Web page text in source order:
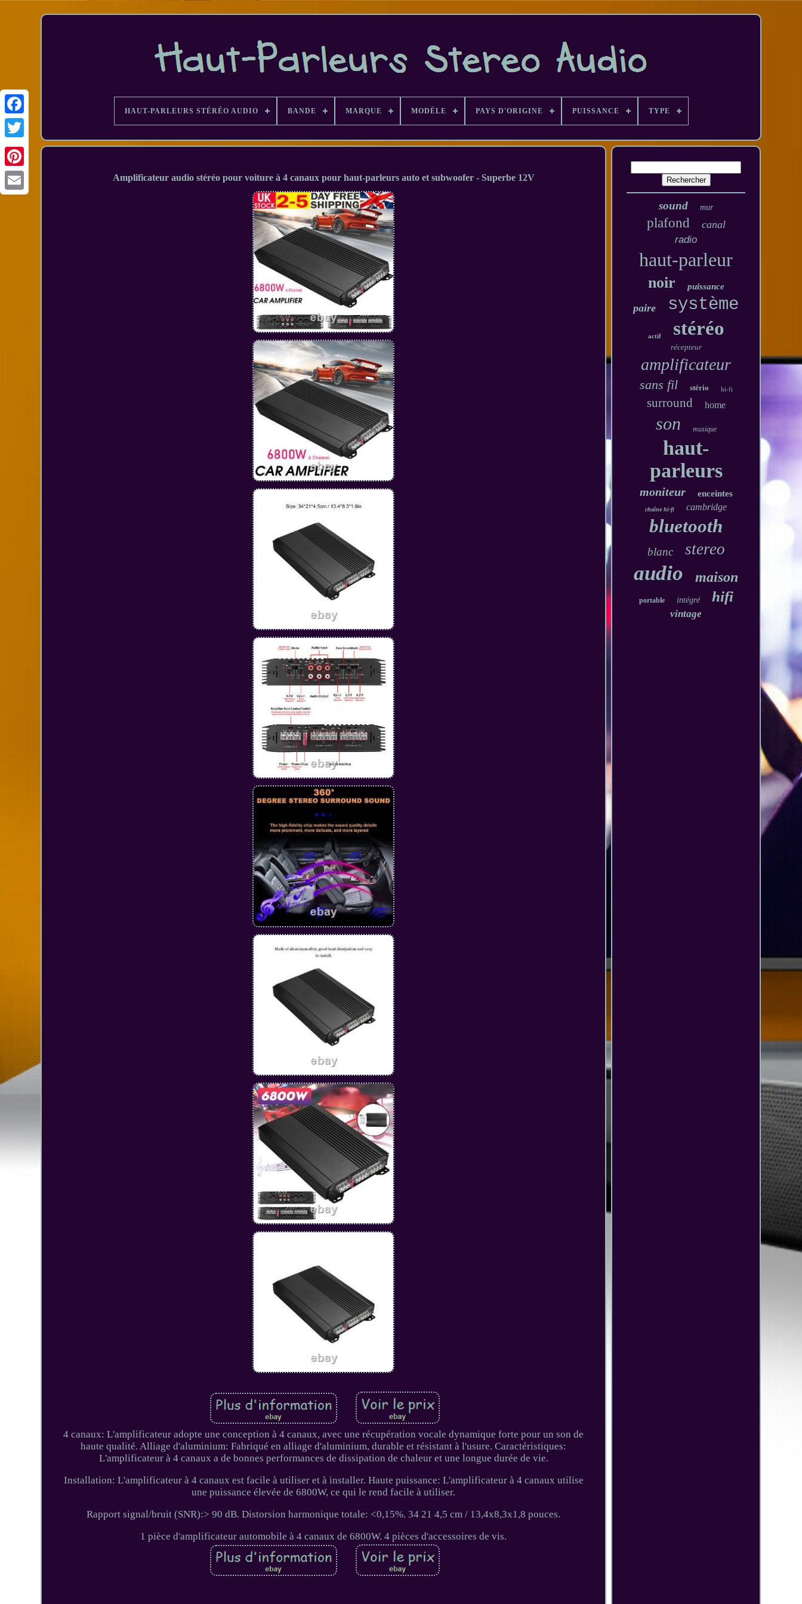
Facebook
HAUT-PARLEURS STÉRÉO AUDIO BANDE MARQUE MODÈLE PAYS D'ORIGINE PUISSANCE TYPE
Amplificateur audio stéréo pour voiture à 4 canaux pour haut-parleurs auto et subwoofer - Superbe 12V
4 canaux: L'amplificateur adopte une conception à 4 canaux, avec une récupération vocale dynamique forte pour un son de
haute qualité. Alliage d'aluminium: Fabriqué en alliage d'aluminium, durable et résistant à l'usure. Caractéristiques:
L'amplificateur à 4 canaux a de bonnes performances de dissipation de chaleur et une longue durée de vie.
Installation: L'amplificateur à 4 canaux est facile à utiliser et à installer. Haute puissance: L'amplificateur à 4 canaux utilise
une puissance élevée de 6800W, ce qui le rend facile à utiliser.
Rapport signal/bruit (SNR):> 90 dB. Distorsion harmonique totale: <0,15%. 34 21 4,5 cm / 13,4x8,3x1,8 pouces.
1 pièce d'amplificateur automobile à 4 canaux de 6800W. 4 pièces d'accessoires de vis.
sound mur
plafond canal
radio
haut-parleur
noir puissance
paire système
actif stéréo
récepteur
amplificateur
sans fil stério hi-fi
surround home
son musique
haut-
parleurs
moniteur enceintes
chaîne hi-fi cambridge
bluetooth
blanc stereo
audio maison
portable intégré hifi
vintage